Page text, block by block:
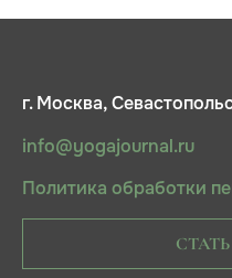
г. Москва,
info@yogajournal.ru
Политика обработки